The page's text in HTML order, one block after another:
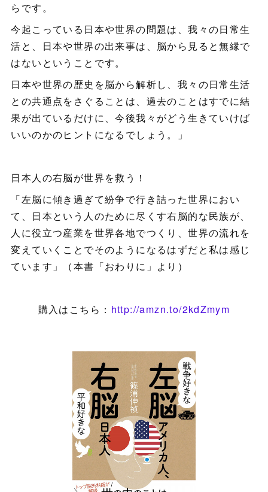
らです。
今起こっている日本や世界の問題は、我々の日常生
活と、日本や世界の出来事は、脳から見ると無縁で
はないということです。
日本や世界の歴史を脳から解析し、我々の日常生活
との共通点をさぐることは、過去のことはすでに結
果が出ているだけに、今後我々がどう生きていけば
いいのかのヒントになるでしょう。」
日本人の右脳が世界を救う！
「左脳に傾き過ぎて紛争で行き詰った世界におい
て、日本という人のために尽くす右脳的な民族が、
人に役立つ産業を世界各地でつくり、世界の流れを
変えていくことでそのようになるはずだと私は感じ
ています」（本書「おわりに」より）
購入はこちら： http://amzn.to/2kdZmym